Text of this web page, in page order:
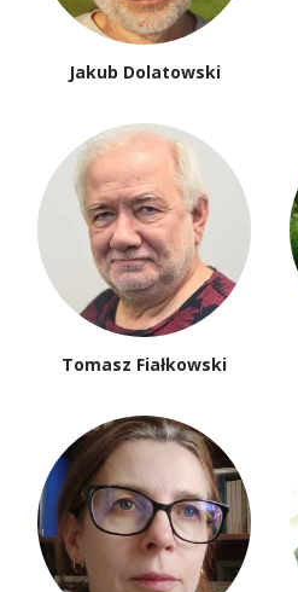
Jakub Dolatowski
Tomasz Fiałkowski